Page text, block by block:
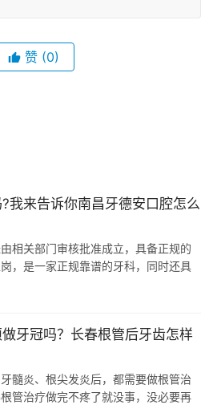
赞 (0)
我来告诉你南昌牙德安口腔怎么
相关部门审核批准成立，具备正规的
，是一家正规靠谱的牙科，同时还具
牙冠吗？长春根管后牙齿怎样
髓炎、根尖发炎后，都需要做根管治
管治疗做完不疼了就没事，没必要再